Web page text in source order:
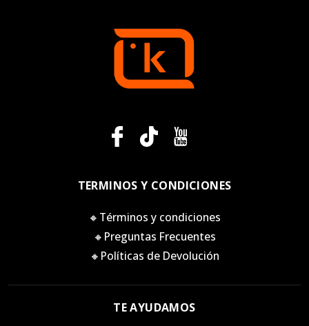
TERMINOS Y CONDICIONES
🔸Términos y condiciones
🔸Preguntas Frecuentes
🔸Políticas de Devolución
TE AYUDAMOS